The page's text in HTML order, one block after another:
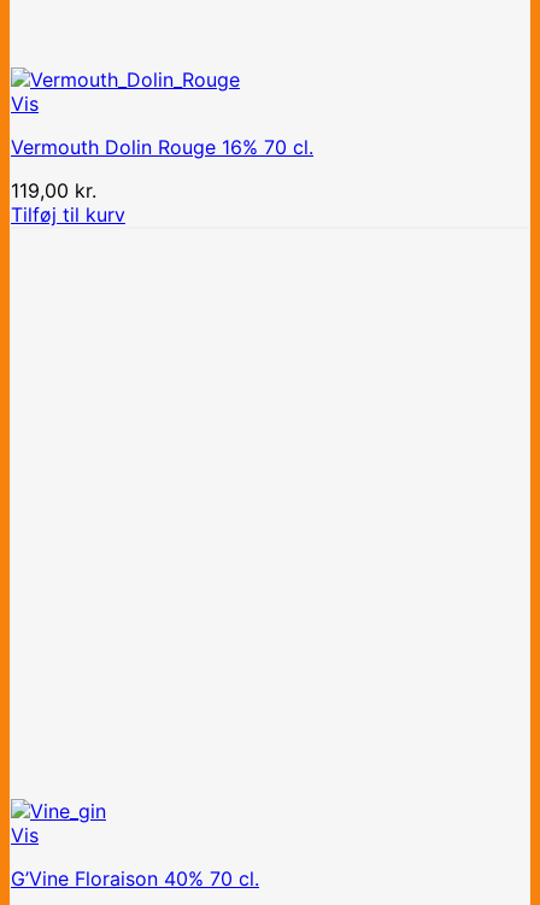
Vis
Vermouth Dolin Rouge 16% 70 cl.
119,00 kr.
Tilføj til kurv
Vis
G’Vine Floraison 40% 70 cl.